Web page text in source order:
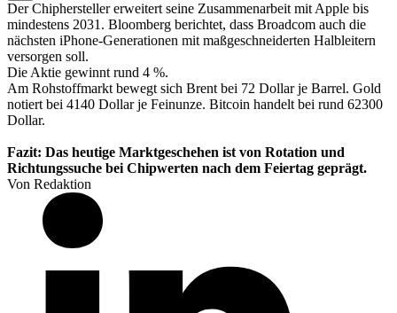
Der Chiphersteller erweitert seine Zusammenarbeit mit Apple bis
mindestens 2031. Bloomberg berichtet, dass Broadcom auch die
nächsten iPhone-Generationen mit maßgeschneiderten Halbleitern
versorgen soll.
Die Aktie gewinnt rund 4 %.
Am Rohstoffmarkt bewegt sich Brent bei 72 Dollar je Barrel. Gold
notiert bei 4140 Dollar je Feinunze. Bitcoin handelt bei rund 62300
Dollar.
Fazit: Das heutige Marktgeschehen ist von Rotation und
Richtungssuche bei Chipwerten nach dem Feiertag geprägt.
Von Redaktion